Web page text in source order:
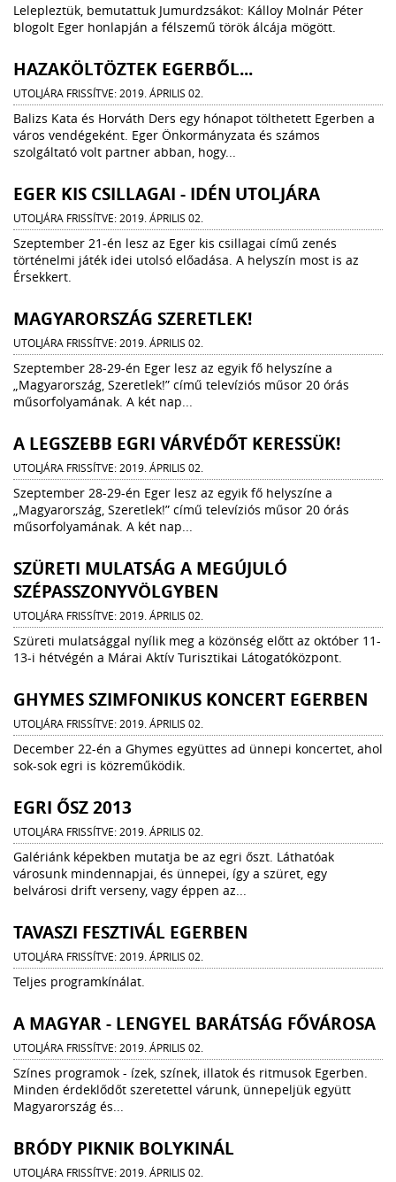
Lelepleztük, bemutattuk Jumurdzsákot: Kálloy Molnár Péter
blogolt Eger honlapján a félszemű török álcája mögött.
HAZAKÖLTÖZTEK EGERBŐL...
UTOLJÁRA FRISSÍTVE: 2019. ÁPRILIS 02.
Balizs Kata és Horváth Ders egy hónapot tölthetett Egerben a
város vendégeként. Eger Önkormányzata és számos
szolgáltató volt partner abban, hogy...
EGER KIS CSILLAGAI - IDÉN UTOLJÁRA
UTOLJÁRA FRISSÍTVE: 2019. ÁPRILIS 02.
Szeptember 21-én lesz az Eger kis csillagai című zenés
történelmi játék idei utolsó előadása. A helyszín most is az
Érsekkert.
MAGYARORSZÁG SZERETLEK!
UTOLJÁRA FRISSÍTVE: 2019. ÁPRILIS 02.
Szeptember 28-29-én Eger lesz az egyik fő helyszíne a
„Magyarország, Szeretlek!” című televíziós műsor 20 órás
műsorfolyamának. A két nap...
A LEGSZEBB EGRI VÁRVÉDŐT KERESSÜK!
UTOLJÁRA FRISSÍTVE: 2019. ÁPRILIS 02.
Szeptember 28-29-én Eger lesz az egyik fő helyszíne a
„Magyarország, Szeretlek!” című televíziós műsor 20 órás
műsorfolyamának. A két nap...
SZÜRETI MULATSÁG A MEGÚJULÓ
SZÉPASSZONYVÖLGYBEN
UTOLJÁRA FRISSÍTVE: 2019. ÁPRILIS 02.
Szüreti mulatsággal nyílik meg a közönség előtt az október 11-
13-i hétvégén a Márai Aktív Turisztikai Látogatóközpont.
GHYMES SZIMFONIKUS KONCERT EGERBEN
UTOLJÁRA FRISSÍTVE: 2019. ÁPRILIS 02.
December 22-én a Ghymes együttes ad ünnepi koncertet, ahol
sok-sok egri is közreműködik.
EGRI ŐSZ 2013
UTOLJÁRA FRISSÍTVE: 2019. ÁPRILIS 02.
Galériánk képekben mutatja be az egri őszt. Láthatóak
városunk mindennapjai, és ünnepei, így a szüret, egy
belvárosi drift verseny, vagy éppen az...
TAVASZI FESZTIVÁL EGERBEN
UTOLJÁRA FRISSÍTVE: 2019. ÁPRILIS 02.
Teljes programkínálat.
A MAGYAR - LENGYEL BARÁTSÁG FŐVÁROSA
UTOLJÁRA FRISSÍTVE: 2019. ÁPRILIS 02.
Színes programok - ízek, színek, illatok és ritmusok Egerben.
Minden érdeklődőt szeretettel várunk, ünnepeljük együtt
Magyarország és...
BRÓDY PIKNIK BOLYKINÁL
UTOLJÁRA FRISSÍTVE: 2019. ÁPRILIS 02.